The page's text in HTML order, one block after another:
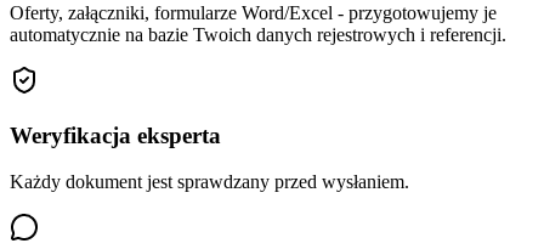
Oferty, załączniki, formularze Word/Excel - przygotowujemy je
automatycznie na bazie Twoich danych rejestrowych i referencji.
Weryfikacja eksperta
Każdy dokument jest sprawdzany przed wysłaniem.